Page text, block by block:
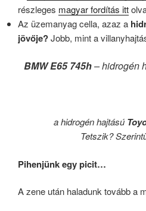
részleges magyar fordítás itt
Az üzemanyag cella, azaz a
jövője?Jobb, mint a
BMW E65 745h– hidrogén
a hidrogén hajtású
Tetszik?
Pihenjünk egy picit…
A zene után haladunk tovább a